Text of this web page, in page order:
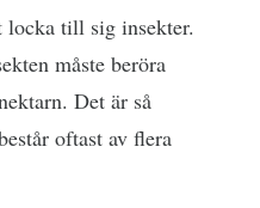
till sig insekter.
måste beröra
Det är så
oftast av flera